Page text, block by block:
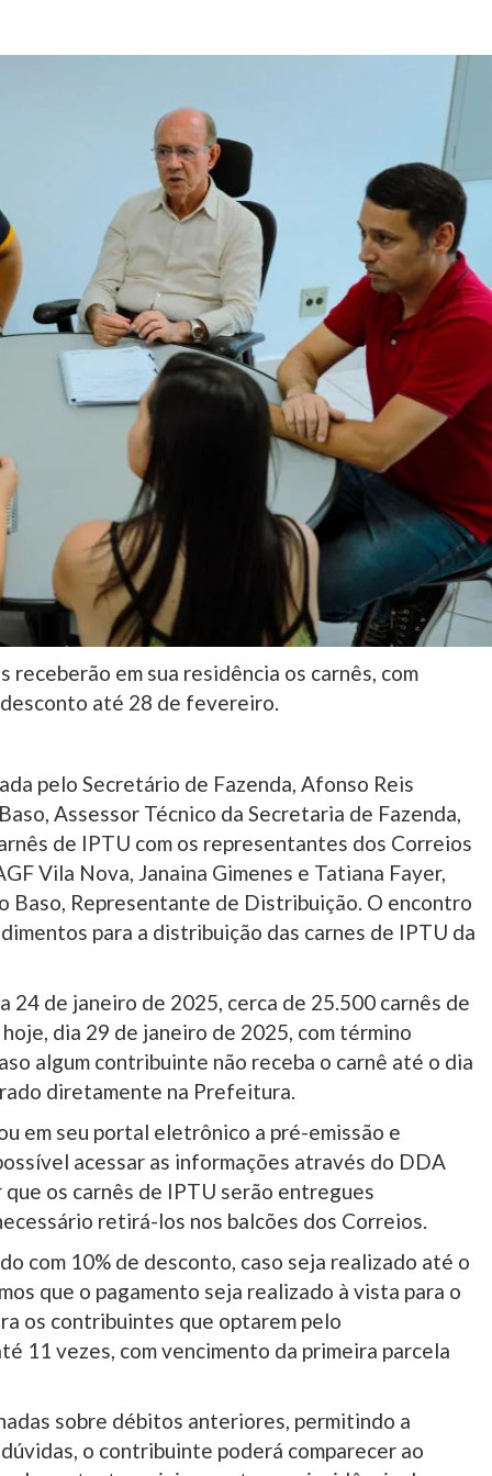
em sua residência os carnês, com
até 28 de fevereiro.
pelo Secretário de Fazenda, Afonso Reis
Assessor Técnico da Secretaria de Fazenda,
de IPTU com os representantes dos Correios
Vila Nova, Janaina Gimenes e Tatiana Fayer,
Baso, Representante de Distribuição. O encontro
para a distribuição das carnes de IPTU da
24 de janeiro de 2025, cerca de 25.500 carnês de
dia 29 de janeiro de 2025, com término
algum contribuinte não receba o carnê até o dia
diretamente na Prefeitura.
em seu portal eletrônico a pré-emissão e
acessar as informações através do DDA
os carnês de IPTU serão entregues
retirá-los nos balcões dos Correios.
com 10% de desconto, caso seja realizado até o
que o pagamento seja realizado à vista para o
os contribuintes que optarem pelo
11 vezes, com vencimento da primeira parcela
sobre débitos anteriores, permitindo a
o contribuinte poderá comparecer ao